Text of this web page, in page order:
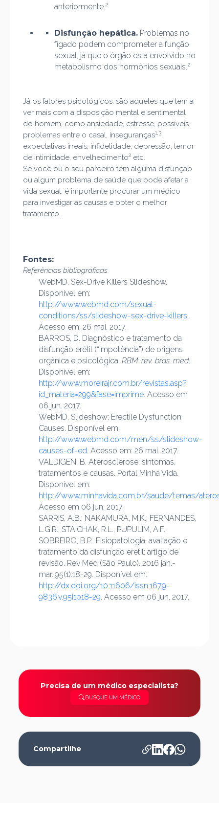
anteriormente.2
Disfunção hepática.Problemas no
fígado podem comprometer a função
sexual, já que o órgão está envolvido no
metabolismo dos hormônios sexuais.2
Já os fatores psicológicos, são aqueles que tem a
ver mais com a disposição mental e sentimental
do homem, como ansiedade, estresse, possíveis
problemas entre o casal, inseguranças1,3,
expectativas irreais, infidelidade, depressão, temor
de intimidade, envelhecimento2etc.
Se você ou o seu parceiro tem alguma disfunção
ou algum problema de saúde que pode afetar a
vida sexual, é importante procurar um médico
para investigar as causas e obter o melhor
tratamento.
Fontes:
Referências bibliográficas
WebMD. Sex-Drive Killers Slideshow.
Disponível em:
http://www.webmd.com/sexual-
conditions/ss/slideshow-sex-drive-killers.
Acesso em: 26 mai. 2017.
BARROS, D. Diagnóstico e tratamento da
disfunção erétil (“impotência”) de origens
orgânica e psicológica. RBM: rev. bras. med.
Disponível em:
http://www.moreirajr.com.br/revistas.asp?
id_materia=299&fase=imprime. Acesso em
06 jun. 2017.
WebMD. Slideshow: Erectile Dysfunction
Causes. Disponível em:
http://www.webmd.com/men/ss/slideshow-
causes-of-ed. Acesso em: 26 mai. 2017.
VALDIGEN, B. Aterosclerose: sintomas,
tratamentos e causas. Portal Minha Vida.
Disponível em:
http://www.minhavida.com.br/saude/temas/
Acesso em 06 jun. 2017.
SARRIS, A.B.; NAKAMURA, M.K.; FERNANDES,
L.G.R.; STAICHAK, R.L., PUPULIM, A.F.,
SOBREIRO, B.P.. Fisiopatologia, avaliação e
tratamento da disfunção erétil: artigo de
revisão. Rev Med (São Paulo). 2016 jan.-
mar.;95(1):18-29. Disponível em:
http://dx.doi.org/10.11606/issn.1679-
9836.v.95i1p18-29. Acesso em 06 jun. 2017.
Precisa de um médico especialista?
BUSQUE UM MÉDICO
Compartilhe